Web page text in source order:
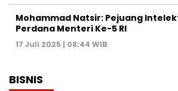
Mohammad Natsir: Pejuang
Perdana Menteri Ke-5 RI
17 Juli 2025 | 08:44 WIB
BISNIS